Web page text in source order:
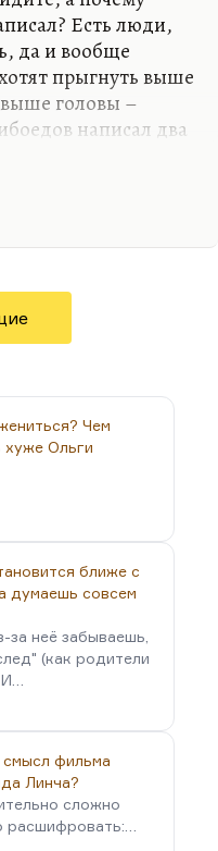
Есть люди,
да и вообще
прыгнуть выше
головы –
написал два
поэму, очень
наводнении 24
в русской
и литературных
не считал нужным.
трагедию в
говоря,
Чем
хуже Ольги
ближе с
думаешь совсем
неё забываешь,
(как родители
фильма
Линча?
сложно
расшифровать:…